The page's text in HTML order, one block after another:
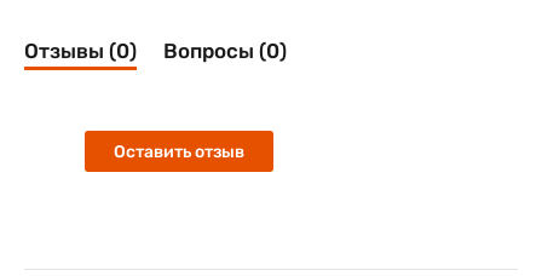
Отзывы (0) Вопросы (0)
Оставить отзыв